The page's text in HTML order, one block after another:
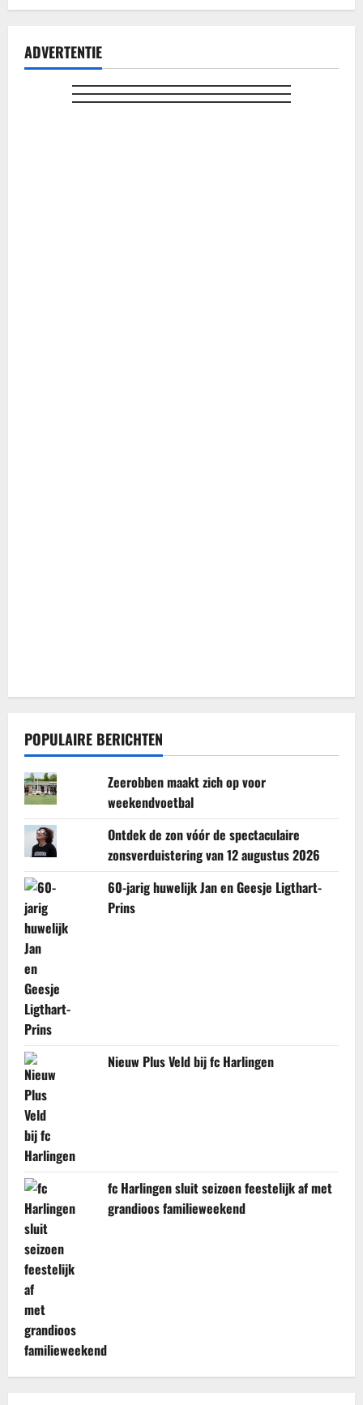
ADVERTENTIE
POPULAIRE BERICHTEN
Zeerobben maakt zich op voor
weekendvoetbal
Ontdek de zon vóór de spectaculaire
zonsverduistering van 12 augustus 2026
60-jarig huwelijk Jan en Geesje Ligthart-
Prins
Nieuw Plus Veld bij fc Harlingen
fc Harlingen sluit seizoen feestelijk af met
grandioos familieweekend